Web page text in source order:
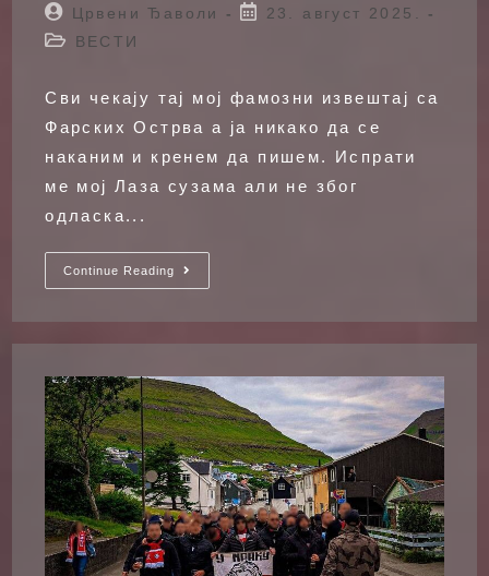
Post
author:
Црвени Ђаволи
Post23. август 2025.
PostВЕСТИ
Сви чекају тај мој фамозни извештај са
Фарских Острва а ја никако да се
наканим и кренем да пишем. Испрати
ме мој Лаза сузама али не због
одласка...
Continue Reading
Фарска
Острва
Школе“